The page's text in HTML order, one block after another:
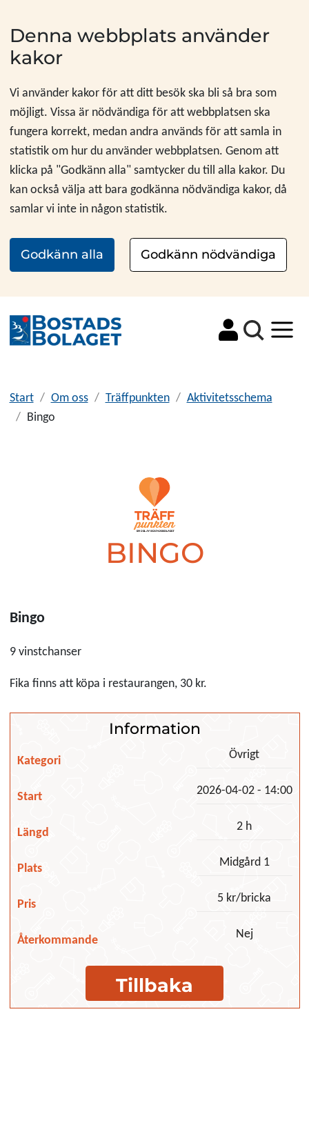
Denna webbplats använder
kakor
Vi använder kakor för att ditt besök ska bli så bra som
möjligt. Vissa är nödvändiga för att webbplatsen ska
fungera korrekt, medan andra används för att samla in
statistik om hur du använder webbplatsen. Genom att
klicka på "Godkänn alla" samtycker du till alla kakor. Du
kan också välja att bara godkänna nödvändiga kakor, då
samlar vi inte in någon statistik.
Godkänn alla Godkänn nödvändiga
Sök
Start Om oss Träffpunkten
Aktivitetsschema
Bingo
BINGO
Bingo
9 vinstchanser
Fika finns att köpa i restaurangen, 30 kr.
Information
Kategori Övrigt
Start 2026-04-02 - 14:00
Längd 2 h
Plats Midgård 1
Pris 5 kr/bricka
Återkommande Nej
Tillbaka